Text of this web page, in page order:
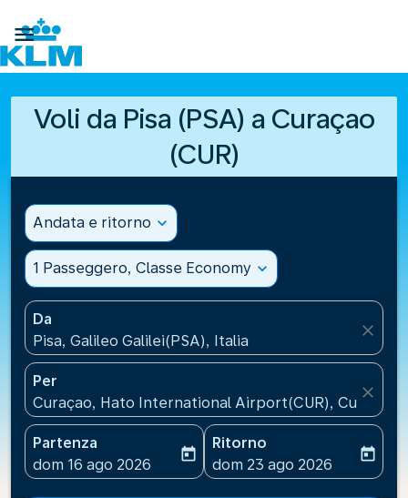

Voli da Pisa (PSA) a Curaçao
(CUR)
Andata e ritorno expand_more
1 Passeggero, Classe Economy expand_more
Da
Pisa, Galileo Galilei(PSA), Italia
close
Per
Curaçao, Hato International Airport(CUR), Curaçao
close
Partenza
fc-booking-departure-date-aria-label
dom 16 ago 2026
today
Ritorno
fc-booking-return-date-
dom 23 ago 2026
today